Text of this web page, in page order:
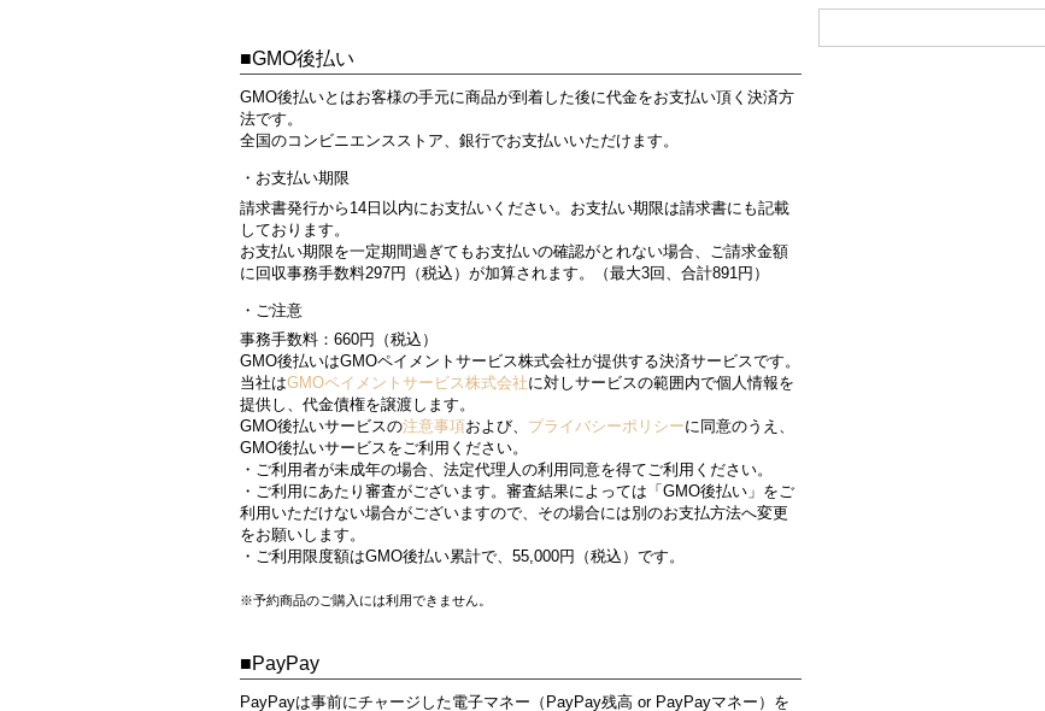
GMO後払い
GMO後払いとはお客様の手元に商品が到着した後に代金をお支払い頂く決済方
法です。
全国のコンビニエンスストア、銀行でお支払いいただけます。
お支払い期限
請求書発行から14日以内にお支払いください。お支払い期限は請求書にも記載
しております。
お支払い期限を一定期間過ぎてもお支払いの確認がとれない場合、ご請求金額
に回収事務手数料297円（税込）が加算されます。（最大3回、合計891円）
ご注意
事務手数料：660円（税込）
GMO後払いはGMOペイメントサービス株式会社が提供する決済サービスです。
当社はGMOペイメントサービス株式会社に対しサービスの範囲内で個人情報を
提供し、代金債権を譲渡します。
GMO後払いサービスの注意事項および、 プライバシーポリシーに同意のうえ、
GMO後払いサービスをご利用ください。
・ご利用者が未成年の場合、法定代理人の利用同意を得てご利用ください。
・ご利用にあたり審査がございます。審査結果によっては「GMO後払い」をご
利用いただけない場合がございますので、その場合には別のお支払方法へ変更
をお願いします。
・ご利用限度額はGMO後払い累計で、55,000円（税込）です。
※予約商品のご購入には利用できません。
PayPay
PayPayは事前にチャージした電子マネー（PayPay残高 or PayPayマネー）を